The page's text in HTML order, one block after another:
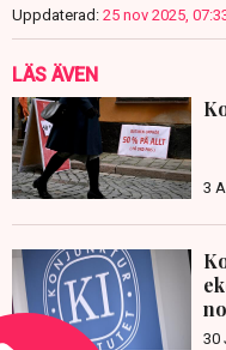
Uppdaterad: 25 nov 2025,
LÄS ÄVEN
3
30